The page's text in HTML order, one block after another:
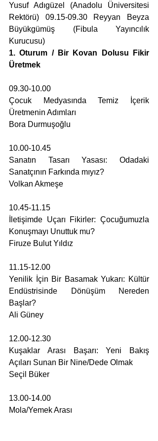
Yusuf Adıgüzel (Anadolu Üniversitesi
Rektörü) 09.15-09.30 Reyyan Beyza
Büyükgümüş (Fibula Yayıncılık
Kurucusu)
1. Oturum / Bir Kovan Dolusu Fikir
Üretmek
09.30-10.00
Çocuk Medyasında Temiz İçerik
Üretmenin Adımları
Bora Durmuşoğlu
10.00-10.45
Sanatın Tasarı Yasası: Odadaki
Sanatçının Farkında mıyız?
Volkan Akmeşe
10.45-11.15
İletişimde Uçarı Fikirler: Çocuğumuzla
Konuşmayı Unuttuk mu?
Firuze Bulut Yıldız
11.15-12.00
Yenilik İçin Bir Basamak Yukarı: Kültür
Endüstrisinde Dönüşüm Nereden
Başlar?
Ali Güney
12.00-12.30
Kuşaklar Arası Başarı: Yeni Bakış
Açıları Sunan Bir Nine/Dede Olmak
Seçil Büker
13.00-14.00
Mola/Yemek Arası